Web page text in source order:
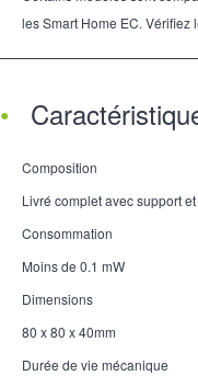
les Smart Home EC. Vérifiez
Composition
Livré complet avec support
Consommation
Moins de 0.1 mW
Dimensions
80 x 80 x 40mm
Durée de vie mécanique